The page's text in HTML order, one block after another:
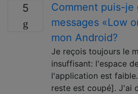
5
Comment puis-je
messages «Low
mon Android?
Je reçois toujours le
insuffisant: l'espace
l'application est
reste est coupé]. J'ai